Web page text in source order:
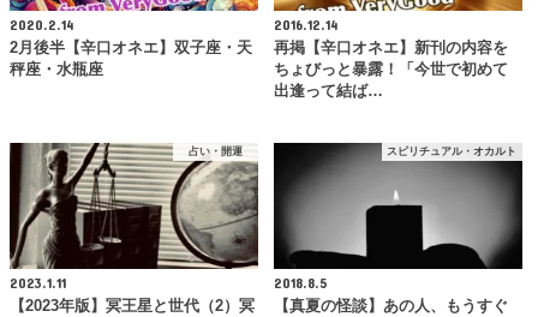
2020.2.14
2月後半【辛口オネエ】双子座・天
秤座・水瓶座
2016.12.14
再掲【辛口オネエ】新刊の内容を
ちょびっと暴露！「今世で初めて
出逢って結ば…
占い・開運
2023.1.11
【2023年版】冥王星と世代（2）冥
スピリチュアル・オカルト
2018.8.5
【真夏の怪談】あの人、もうすぐ